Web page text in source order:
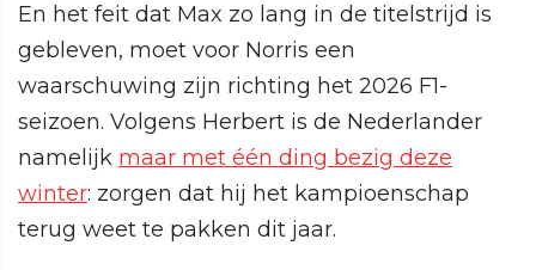
En het feit dat Max zo lang in de titelstrijd is
gebleven, moet voor Norris een
waarschuwing zijn richting het 2026 F1-
seizoen. Volgens Herbert is de Nederlander
namelijk maar met één ding bezig deze
winter: zorgen dat hij het kampioenschap
terug weet te pakken dit jaar.